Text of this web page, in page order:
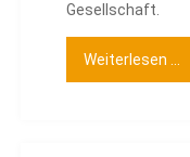
Gesellschaft.
Weiterlesen ...